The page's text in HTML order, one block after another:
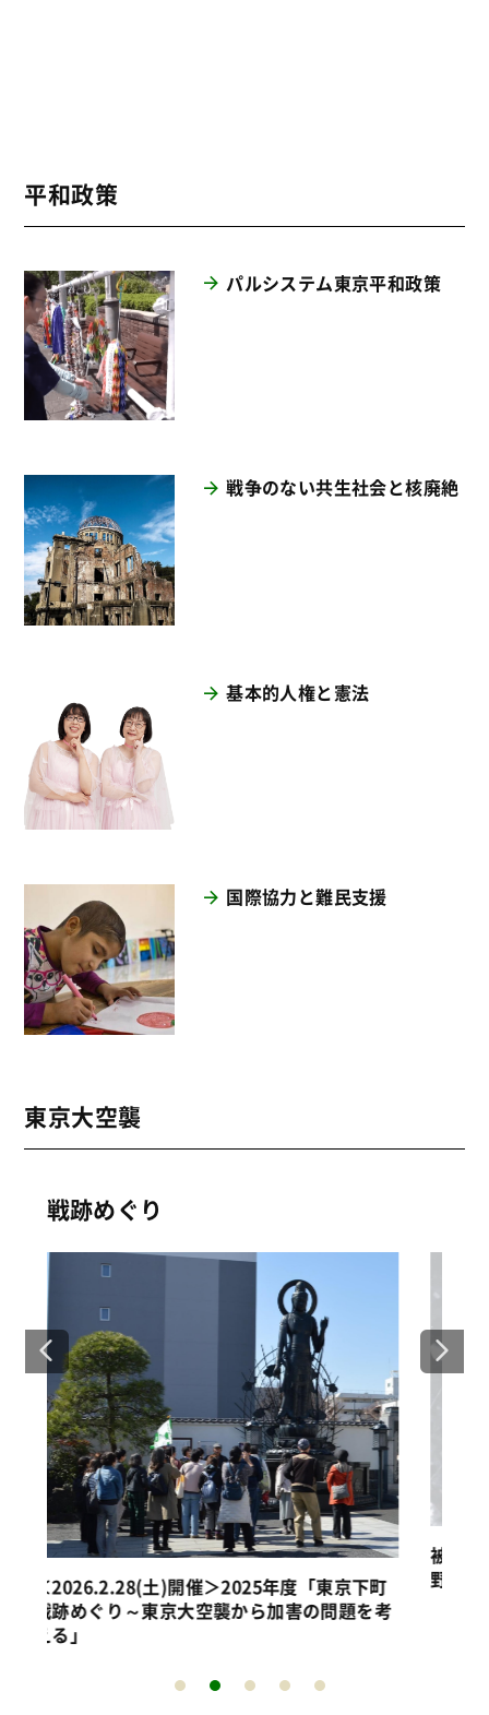
平和政策
パルシステム東京平和政策
戦争のない共生社会と核廃絶
基本的人権と憲法
国際協力と難民支援
東京大空襲
戦跡めぐり
被爆・戦後80年を考えるシリーズ企画 武蔵
野地域戦跡めぐり